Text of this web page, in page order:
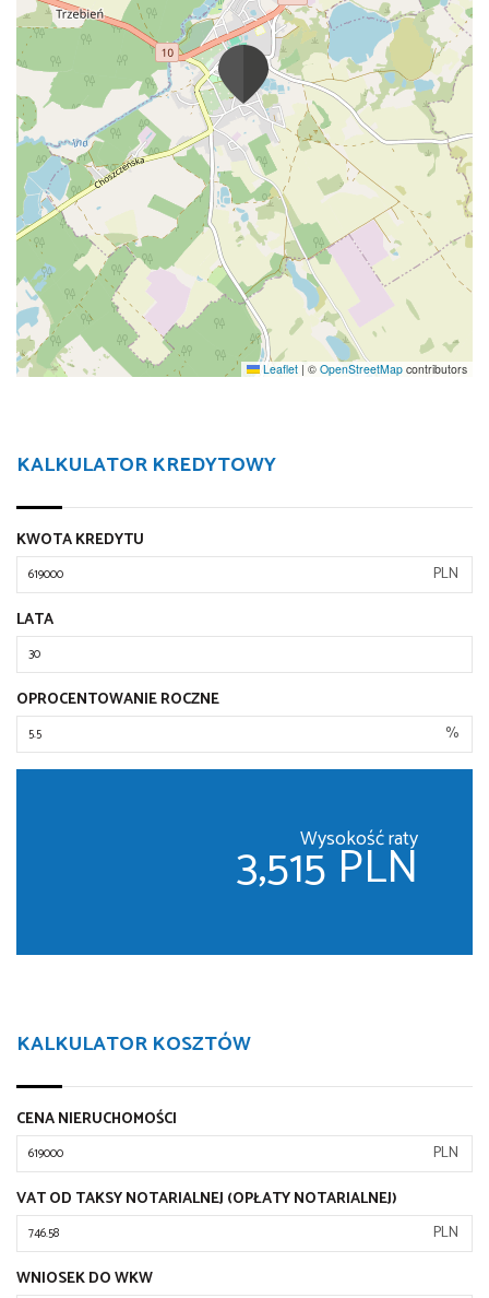
Leaflet | © OpenStreetMap contributors
KALKULATOR KREDYTOWY
KWOTA KREDYTU
PLN
LATA
OPROCENTOWANIE ROCZNE
%
Wysokość raty
3,515 PLN
KALKULATOR KOSZTÓW
CENA NIERUCHOMOŚCI
PLN
VAT OD TAKSY NOTARIALNEJ (OPŁATY NOTARIALNEJ)
PLN
WNIOSEK DO WKW